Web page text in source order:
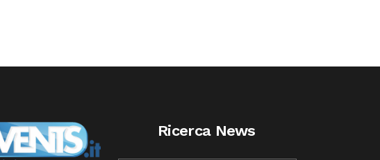
Ricerca News